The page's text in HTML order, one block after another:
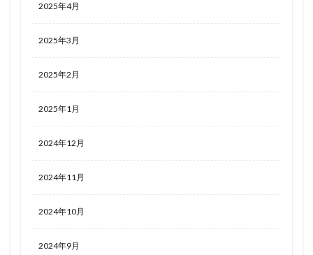
2025年4月
2025年3月
2025年2月
2025年1月
2024年12月
2024年11月
2024年10月
2024年9月